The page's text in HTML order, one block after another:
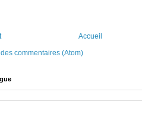
Accueil
commentaires (Atom)